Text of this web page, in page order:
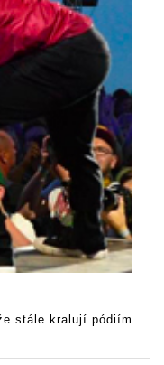
stále kralují pódiím.